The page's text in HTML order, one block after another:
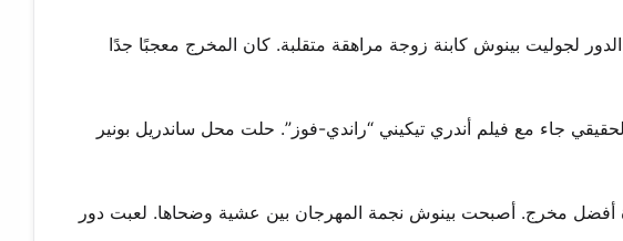
الدور لجوليت بينوش كابنة زوجة مراهقة متقلبة. كان المخرج معجبًا جدًا
جاء مع فيلم أندري تيكيني “راندي-فوز”. حلت محل ساندريل بونير
مخرج. أصبحت بينوش نجمة المهرجان بين عشية وضحاها. لعبت دور